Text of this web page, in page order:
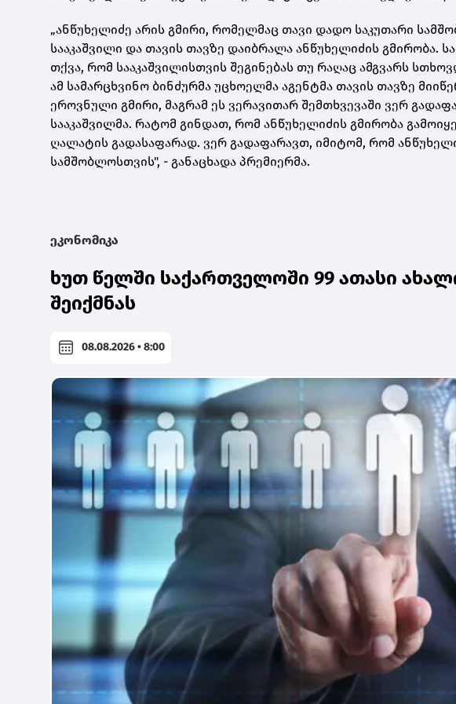
„ანწუხელიძე არის გმირი, რომელმაც თავი დადო საკუთარი
სააკაშვილი და თავის თავზე დაიბრალა ანწუხელიძის გმირობა.
თქვა, რომ სააკაშვილისთვის შეგინებას თუ რაღაც ამგვარს
ამ სამარცხვინო ბინძურმა უცხოელმა აგენტმა თავის თავზე
ეროვნული გმირი, მაგრამ ეს ვერავითარ შემთხვევაში ვერ
სააკაშვილმა. რატომ გინდათ, რომ ანწუხელიძის გმირობა
ღალატის გადასაფარად. ვერ გადაფარავთ, იმიტომ, რომ
სამშობლოსთვის", - განაცხადა პრემიერმა.
ეკონომიკა
ხუთ წელში საქართველოში 99 ათასი
შეიქმნას
08.08.2026 • 8:00